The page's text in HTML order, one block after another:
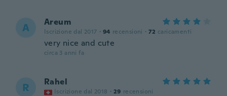
A Areum
Iscrizione dal 2017 · 94 recensioni · 72 caricamenti
very nice and cute
circa 3 anni fa
R Rahel
Iscrizione dal 2018 · 29 recensioni